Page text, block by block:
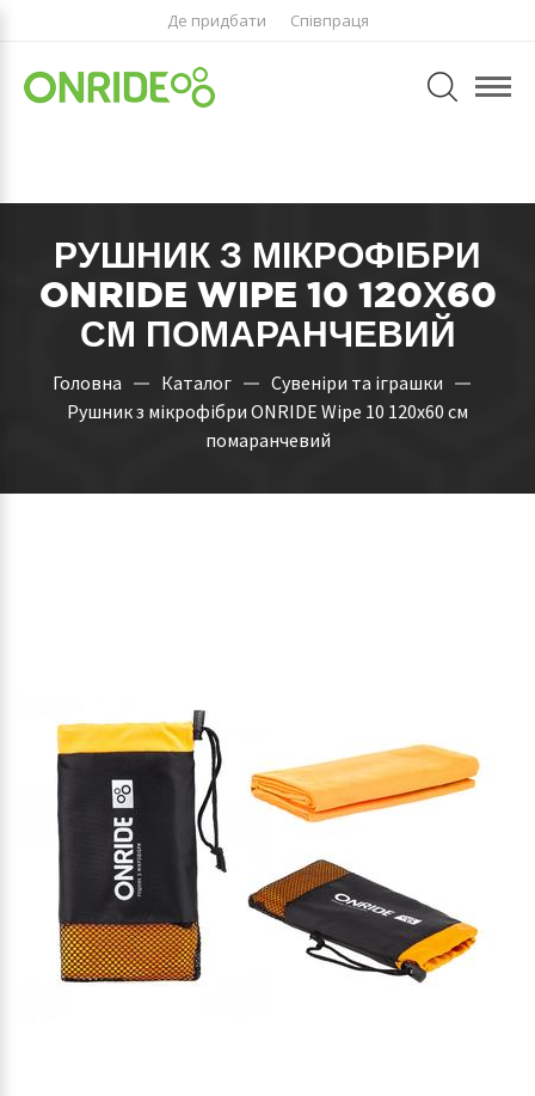
Де придбати Співпраця
РУШНИК З МІКРОФІБРИ
ONRIDE WIPE 10 120Х60
СМ ПОМАРАНЧЕВИЙ
Головна Каталог
Сувеніри та іграшки
Рушник з мікрофібри ONRIDE Wipe 10 120х60 см
помаранчевий